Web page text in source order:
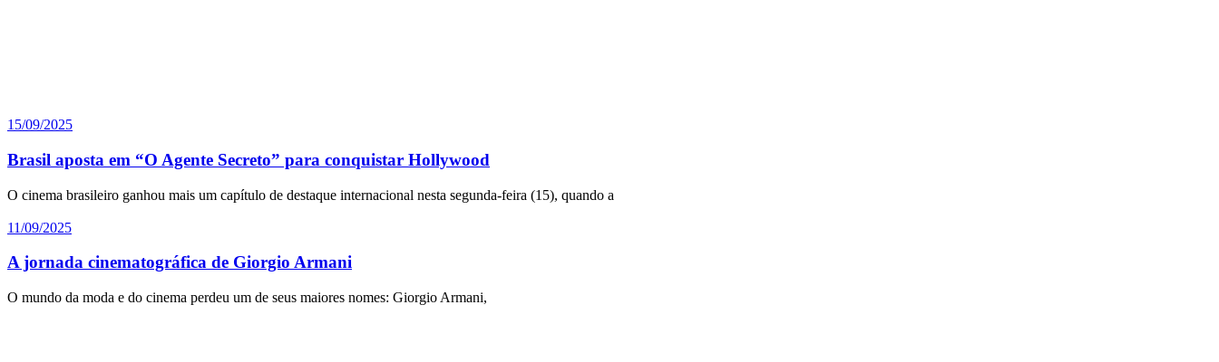
15/09/2025
Brasil aposta em “O Agente Secreto” para conquistar Hollywood
O cinema brasileiro ganhou mais um capítulo de destaque internacional nesta segunda-feira (15), quando a
11/09/2025
A jornada cinematográfica de Giorgio Armani
O mundo da moda e do cinema perdeu um de seus maiores nomes: Giorgio Armani,